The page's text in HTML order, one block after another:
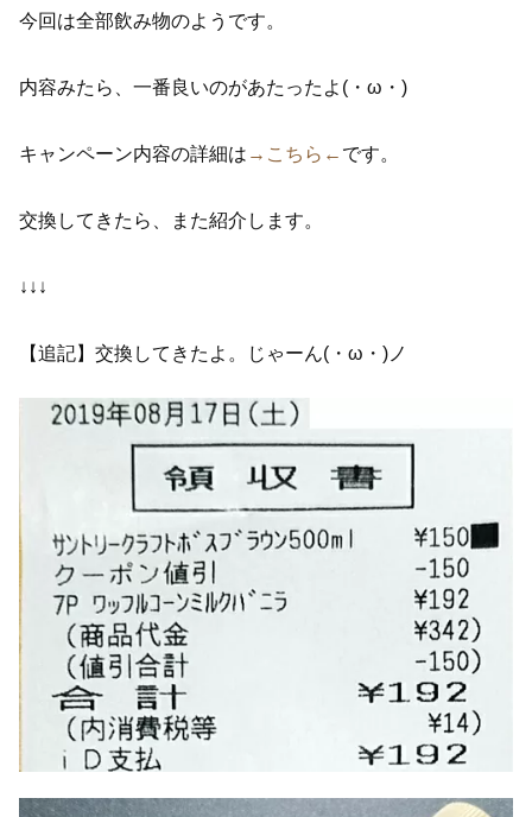
今回は全部飲み物のようです。
内容みたら、一番良いのがあたったよ(・ω・)
キャンペーン内容の詳細は →こちら← です。
交換してきたら、また紹介します。
↓↓↓
【追記】交換してきたよ。じゃーん(・ω・)ノ